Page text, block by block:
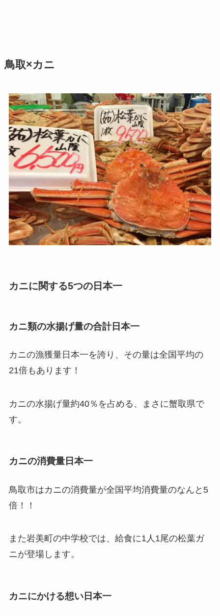
鳥取×カニ
カニに関する5つの日本一
カニ類の水揚げ量の合計日本一
カニの漁獲量日本一を誇り、その量は全国平均の
21倍もあります！
カニの水揚げ量約40％を占める、まさに蟹取県で
す。
カニの消費量日本一
鳥取市はカニの消費量が全国平均消費量のなんと5
倍！！
また岩美町の中学校では、給食に1人1尾の松葉ガ
ニが登場します。
カニにかける想い日本一